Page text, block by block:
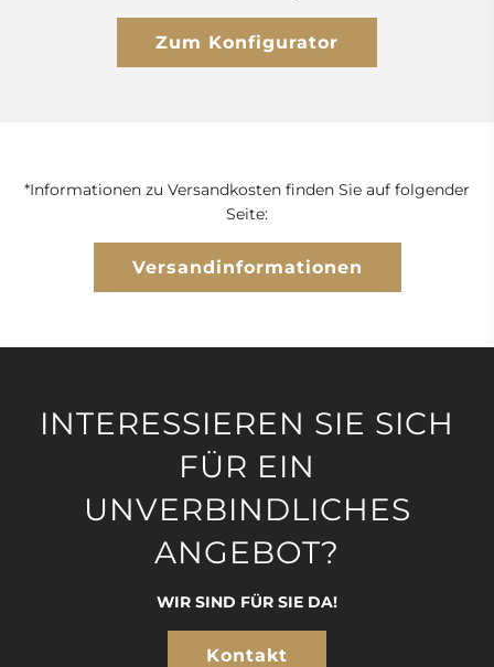
Zum Konfigurator
*Informationen zu Versandkosten finden Sie auf folgender
Seite:
Versandinformationen
INTERESSIEREN SIE SICH
FÜR EIN
UNVERBINDLICHES
ANGEBOT?
WIR SIND FÜR SIE DA!
Kontakt